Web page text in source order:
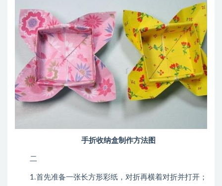
手折收纳盒制作方法图
二
1.首先准备一张长方形彩纸，对折再横着对折并打开；